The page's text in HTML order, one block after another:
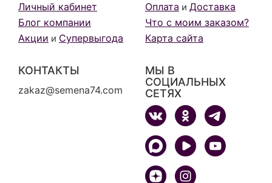
Личный кабинет
Блог компании
Акции и Супервыгода
Оплата и Доставка
Что с моим заказом?
Карта сайта
КОНТАКТЫ
zakaz@semena74.com
МЫ В
СОЦИАЛЬНЫХ
СЕТЯХ